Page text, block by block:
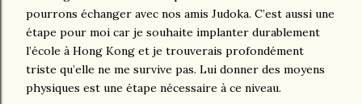
pourrons échanger avec nos amis Judoka. C’est aussi une
étape pour moi car je souhaite implanter durablement
l’école à Hong Kong et je trouverais profondément
triste qu’elle ne me survive pas. Lui donner des moyens
physiques est une étape nécessaire à ce niveau.